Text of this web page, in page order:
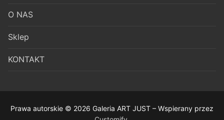
O NAS
Sklep
KONTAKT
Prawa autorskie © 2026 Galeria ART JUST – Wspierany przez